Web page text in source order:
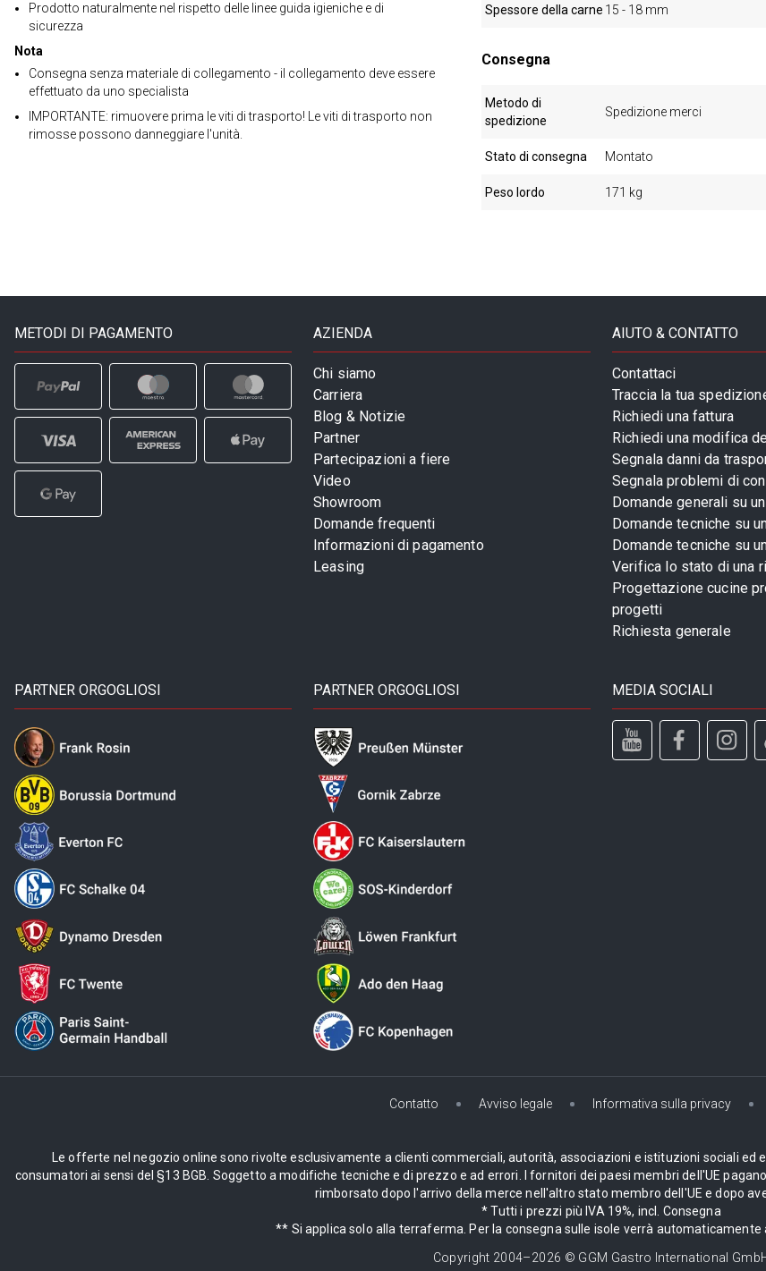
Prodotto naturalmente nel rispetto delle linee guida igieniche e di
sicurezza
Nota
Consegna senza materiale di collegamento - il collegamento deve essere
effettuato da uno specialista
IMPORTANTE: rimuovere prima le viti di trasporto! Le viti di trasporto non
rimosse possono danneggiare l'unità.
Spessore della carne 15 - 18 mm
Consegna
Metodo di
spedizione
Spedizione merci
Stato di consegna Montato
Peso lordo 171 kg
METODI DI PAGAMENTO AZIENDA
Chi siamo
Carriera
Blog & Notizie
Partner
Partecipazioni a fiere
Video
Showroom
Domande frequenti
Informazioni di pagamento
Leasing
AIUTO & CONTATTO
Contattaci
Traccia la tua
Richiedi una fattura
Richiedi una modifica
Segnala danni da
Segnala problemi di
Domande generali su
Domande tecniche su
Domande tecniche su
Verifica lo stato di una
Progettazione cucine
progetti
Richiesta generale
PARTNER ORGOGLIOSI PARTNER ORGOGLIOSI MEDIA SOCIALI
Contatto Avviso legale Informativa sulla privacy
Le offerte nel negozio online sono rivolte esclusivamente a clienti commerciali, autorità, associazioni e istituzioni sociali ed
consumatori ai sensi del §13 BGB. Soggetto a modifiche tecniche e di prezzo e ad errori. I fornitori dei paesi membri dell'UE
rimborsato dopo l'arrivo della merce nell'altro stato membro dell'UE e dopo
* Tutti i prezzi più IVA 19%, incl. Consegna
** Si applica solo alla terraferma. Per la consegna sulle isole verrà
Copyright 2004–2026 © GGM Gastro International